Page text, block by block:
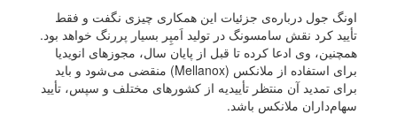
اونگ جول درباره‌ی جزئیات این همکاری چیزی نگفت و فقط
تأیید کرد نقش سامسونگ در تولید اَمپِر بسیار پررنگ خواهد بود.
همچنین، وی ادعا کرده‌ تا قبل از پایان سال، مجوزهای انویدیا
برای استفاده از ملانکس (Mellanox) منقضی می‌شود و باید
برای تمدید آن منتظر تأییدیه از کشورهای مختلف و سپس، تأیید
سهام‌داران ملانکس باشد.